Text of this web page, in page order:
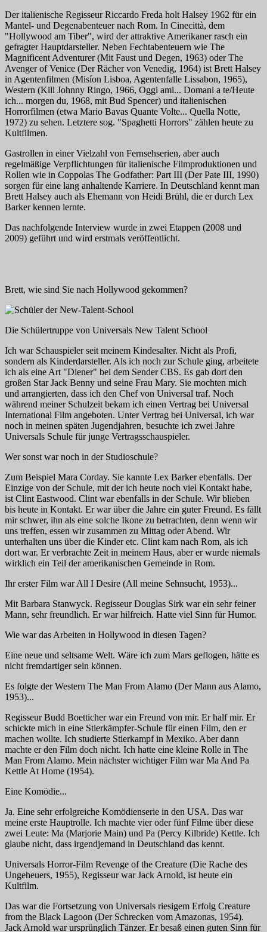
Der italienische Regisseur Riccardo Freda holt Halsey 1962 für ein
Mantel- und Degenabenteuer nach Rom. In Cinecittà, dem
"Hollywood am Tiber", wird der attraktive Amerikaner rasch ein
gefragter Hauptdarsteller. Neben Fechtabenteuern wie The
Magnificent Adventurer (Mit Faust und Degen, 1963) oderThe
Avenger of Venice (Der Rächer von Venedig, 1964) ist Brett Halsey
in Agentenfilmen (Misíon Lisboa, Agentenfalle Lissabon, 1965),
Western (Kill Johnny Ringo, 1966, Oggi ami... Domani a te/Heute
ich... morgen du, 1968, mit Bud Spencer) und italienischen
Horrorfilmen (etwa Mario Bavas Quante Volte... Quella Notte,
1972) zu sehen. Letztere sog. "Spaghetti Horrors" zählen heute zu
Kultfilmen.
Gastrollen in einer Vielzahl von Fernsehserien, aber auch
regelmäßige Verpflichtungen für italienische Filmproduktionen und
Rollen wie in Coppolas The Godfather: Part III (Der Pate III, 1990)
sorgen für eine lang anhaltende Karriere. In Deutschland kennt man
Brett Halsey auch als Ehemann von Heidi Brühl, die er durch Lex
Barker kennen lernte.
Das nachfolgende Interview wurde in zwei Etappen (2008 und
2009) geführt und wird erstmals veröffentlicht.
Brett, wie sind Sie nach Hollywood gekommen?
Die Schülertruppe von Universals New Talent School
Ich war Schauspieler seit meinem Kindesalter. Nicht als Profi,
sondern als Kinderdarsteller. Als ich noch zur Schule ging, arbeitete
ich als eine Art "Diener" bei dem SenderCBS. Es gab dort den
großen Star Jack Benny und seine Frau Mary. Sie mochten mich
und arrangierten, dass ich den Chef von Universal traf. Noch
während meiner Schulzeit bekam ich einen Vertrag bei Universal
International Film angeboten. Unter Vertrag bei Universal, ich war
noch in meinen späten Jugendjahren, besuchte ich zwei Jahre
Universals Schule für junge Vertragsschauspieler.
Wer sonst war noch in der Studioschule?
Zum Beispiel Mara Corday. Sie kannte Lex Barker ebenfalls. Der
Einzige von der Schule, mit der ich heute noch viel Kontakt habe,
ist Clint Eastwood. Clint war ebenfalls in der Schule. Wir blieben
bis heute in Kontakt. Er war über die Jahre ein guter Freund. Es fällt
mir schwer, ihn als eine solche Ikone zu betrachten, denn wenn wir
uns treffen, essen wir zusammen zu Mittag oder Abend. Wir
unterhalten uns über die Kinder etc. Clint kam nach Rom, als ich
dort war. Er verbrachte Zeit in meinem Haus, aber er wurde niemals
wirklich ein Teil der amerikanischen Gemeinde in Rom.
Ihr erster Film warAll I Desire (All meine Sehnsucht, 1953)...
Mit Barbara Stanwyck. Regisseur Douglas Sirk war ein sehr feiner
Mann, sehr freundlich. Er war hilfreich. Hatte viel Sinn für Humor.
Wie war das Arbeiten in Hollywood in diesen Tagen?
Eine neue und seltsame Welt. Wäre ich zum Mars geflogen, hätte es
nicht fremdartiger sein können.
Es folgte der Western The Man From Alamo (Der Mann aus Alamo,
1953)...
Regisseur Budd Boetticher war ein Freund von mir. Er half mir. Er
schickte mich in eine Stierkämpfer-Schule für einen Film, den er
machen wollte. Ich studierte Stierkampf in Mexiko. Aber dann
machte er den Film doch nicht. Ich hatte eine kleine Rolle in The
Man From Alamo. Mein nächster wichtiger Film warMa And Pa
Kettle At Home (1954).
Eine Komödie...
Ja. Eine sehr erfolgreiche Komödienserie in den USA. Das war
meine erste Hauptrolle. Ich machte vier oder fünf Filme über diese
zwei Leute: Ma (Marjorie Main) und Pa (Percy Kilbride) Kettle. Ich
glaube nicht, dass irgendjemand in Deutschland das kennt.
Universals Horror-Film Revenge of the Creature (Die Rache des
Ungeheuers, 1955), Regisseur war Jack Arnold, ist heute ein
Kultfilm.
Das war die Fortsetzung von Universals riesigem Erfolg Creature
from the Black Lagoon (Der Schrecken vom Amazonas, 1954).
Jack Arnold war ursprünglich Tänzer. Er besaß einen guten Sinn für